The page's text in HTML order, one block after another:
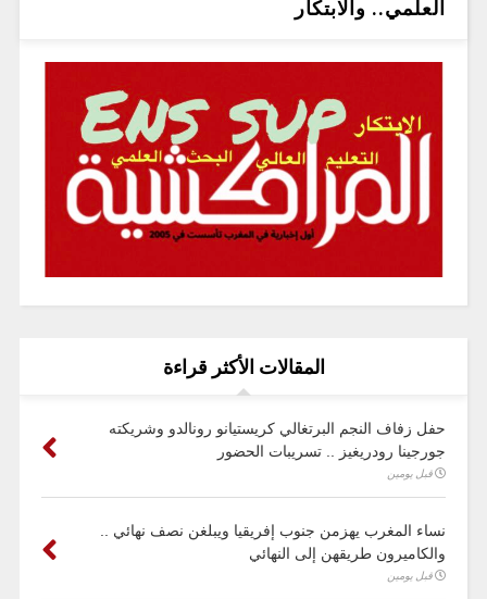
العلمي.. والابتكار
المقالات الأكثر قراءة
حفل زفاف النجم البرتغالي كريستيانو رونالدو وشريكته
جورجينا رودريغيز .. تسريبات الحضور
قبل يومين
نساء المغرب يهزمن جنوب إفريقيا ويبلغن نصف نهائي ..
والكاميرون طريقهن إلى النهائي
قبل يومين